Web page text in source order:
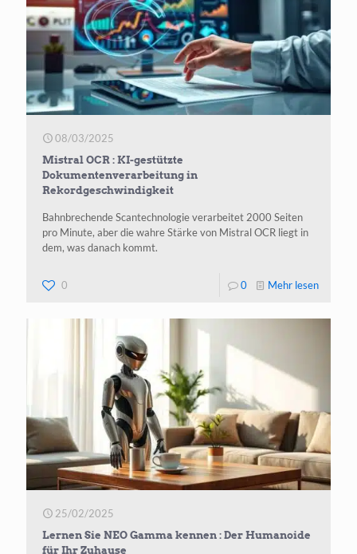
08/03/2025
Mistral OCR : KI-gestützte
Dokumentenverarbeitung in
Rekordgeschwindigkeit
Bahnbrechende Scantechnologie verarbeitet 2000 Seiten
pro Minute, aber die wahre Stärke von Mistral OCR liegt in
dem, was danach kommt.
0 0 Mehr lesen-
25/02/2025
Lernen Sie NEO Gamma kennen : Der Humanoide
für Ihr Zuhause